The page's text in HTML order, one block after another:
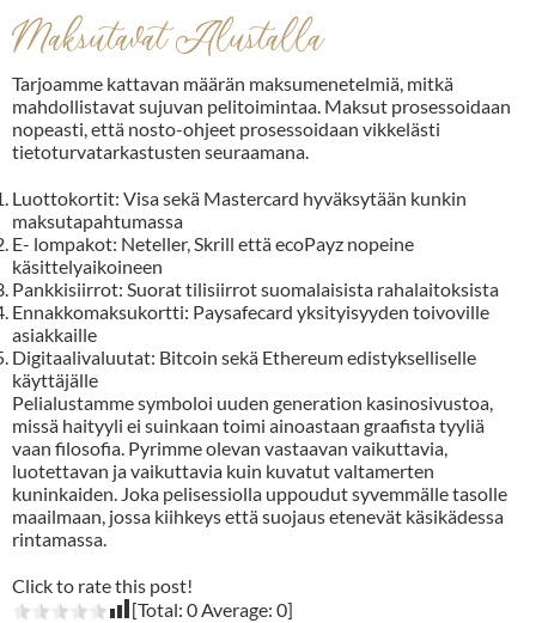
Maksutavat Alustalla
Tarjoamme kattavan määrän maksumenetelmiä, mitkä
mahdollistavat sujuvan pelitoimintaa. Maksut prosessoidaan
nopeasti, että nosto-ohjeet prosessoidaan vikkelästi
tietoturvatarkastusten seuraamana.
Luottokortit: Visa sekä Mastercard hyväksytään kunkin
maksutapahtumassa
E- lompakot: Neteller, Skrill että ecoPayz nopeine
käsittelyaikoineen
Pankkisiirrot: Suorat tilisiirrot suomalaisista rahalaitoksista
Ennakkomaksukortti: Paysafecard yksityisyyden toivoville
asiakkaille
Digitaalivaluutat: Bitcoin sekä Ethereum edistykselliselle
käyttäjälle
Pelialustamme symboloi uuden generation kasinosivustoa,
missä haityyli ei suinkaan toimi ainoastaan graafista tyyliä
vaan filosofia. Pyrimme olevan vastaavan vaikuttavia,
luotettavan ja vaikuttavia kuin kuvatut valtamerten
kuninkaiden. Joka pelisessiolla uppoudut syvemmälle tasolle
maailmaan, jossa kiihkeys että suojaus etenevät käsikädessa
rintamassa.
Click to rate this post!
[Total: 0Average: 0]